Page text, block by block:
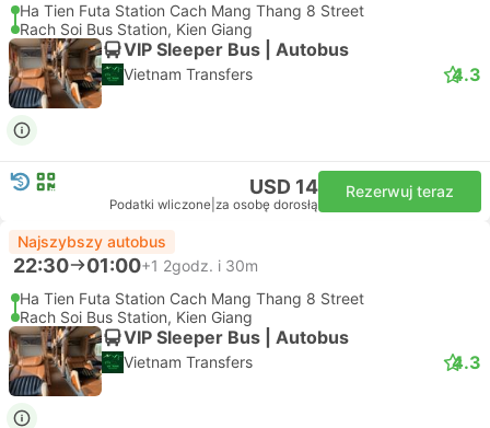
Ha Tien Futa Station Cach Mang Thang 8 Street
Rach Soi Bus Station, Kien Giang
VIP Sleeper Bus | Autobus
Vietnam Transfers 4.3
USD 14
Podatki wliczone za osobę dorosłą
Rezerwuj teraz
Najszybszy autobus
22:30 01:00+1 2godz. i 30m
Ha Tien Futa Station Cach Mang Thang 8 Street
Rach Soi Bus Station, Kien Giang
VIP Sleeper Bus | Autobus
Vietnam Transfers 4.3